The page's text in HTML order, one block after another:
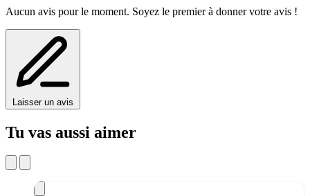
Aucun avis pour le moment. Soyez le premier à donner votre avis !
Laisser un avis
Tu vas aussi aimer